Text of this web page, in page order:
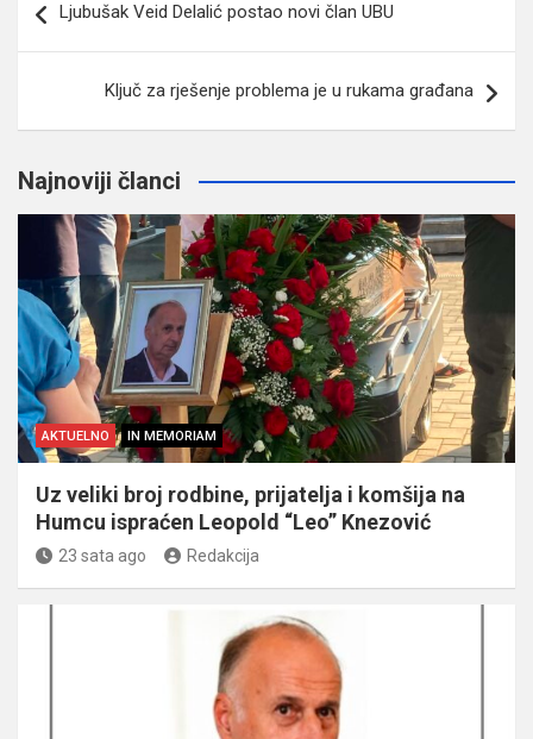
članaka
Ljubušak Veid Delalić postao novi član UBU
Ključ za rješenje problema je u rukama građana
Najnoviji članci
AKTUELNO IN MEMORIAM
Uz veliki broj rodbine, prijatelja i komšija na
Humcu ispraćen Leopold “Leo” Knezović
23 sata ago Redakcija